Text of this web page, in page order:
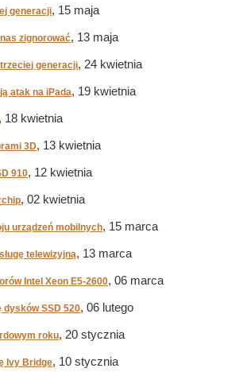
generacji, 15 maja
zignorować, 13 maja
generacji, 24 kwietnia
atak na iPada, 19 kwietnia
, 18 kwietnia
3D, 13 kwietnia
910, 12 kwietnia
, 02 kwietnia
urządzeń mobilnych, 15 marca
telewizyjną, 13 marca
Intel Xeon E5-2600, 06 marca
dysków SSD 520, 06 lutego
roku, 20 stycznia
Ivy Bridge, 10 stycznia